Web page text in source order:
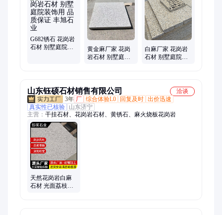
G682锈石 花岗岩
石材 别墅庭院装
黄金麻厂家 花岗
岩石材 别墅庭院
白麻厂家 花岗岩
石材 别墅庭院装
山东钰硕石材销售有限公司
洽谈
3年 厂 综合体验L0 回复及时 出价迅速
真实性已核验
山东济宁
主营： 干挂石材、花岗岩石材、黄锈石、麻火烧板花岗岩
天然花岗岩白麻
石材 光面荔枝面